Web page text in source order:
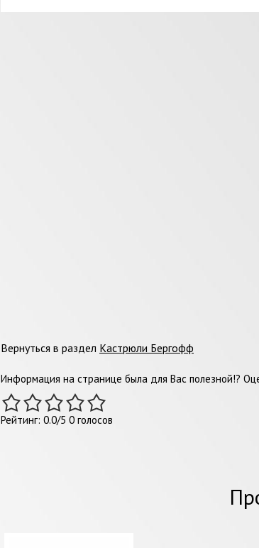
Вернуться в раздел Кастрюли Бергофф
Информация на странице была для Вас полезной!?
Рейтинг: 0.0/5 0 голосов